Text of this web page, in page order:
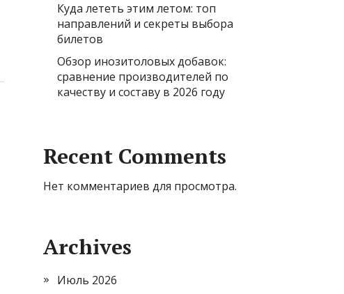
Куда лететь этим летом: топ
направлений и секреты выбора
билетов
Обзор инозитоловых добавок:
сравнение производителей по
качеству и составу в 2026 году
Recent Comments
Нет комментариев для просмотра.
Archives
Июль 2026